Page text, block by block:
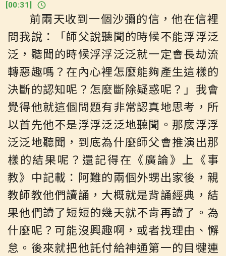
[00:31]
前兩天收到一個沙彌的信，他在信裡
問我說：「師父說聽聞的時候不能浮浮泛
泛，聽聞的時候浮浮泛泛就一定會長劫流
轉惡趣嗎？在內心裡怎麼能夠產生這樣的
決斷的認知呢？怎麼斷除疑惑呢？」我會
覺得他就這個問題有非常認真地思考，所
以首先他不是浮浮泛泛地聽聞。那麼浮浮
泛泛地聽聞，到底為什麼師父會推演出那
樣的結果呢？還記得在《廣論》上《事
教》中記載：阿難的兩個外甥出家後，親
教師教他們讀誦，大概就是背誦經典，結
果他們讀了短短的幾天就不肯再讀了。為
什麼呢？可能沒興趣啊，或者找理由、懈
怠。後來就把他託付給神通第一的目犍連